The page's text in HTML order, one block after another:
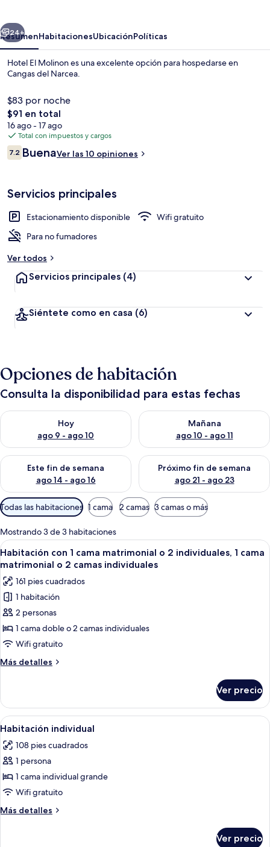
Siguiente
24+
ResumenHabitacionesUbicaciónPolíticas
Hotel El Molinon es una excelente opción para hospedarse en
Cangas del Narcea.
$83 por noche
El
precio
total
es
de
$91 en total
16 ago - 17 ago
Total con impuestos y cargos
Opiniones
7.27.2 de 10,
BuenaVer las 10 opiniones
Servicios principales
Estacionamiento disponible
Wifi gratuito
Para no fumadores
Ver todos
Servicios principales (4)
Siéntete como en casa (6)
Opciones de habitación
Consulta la disponibilidad para estas fechas
Hoy
ago 9 - ago 10
Consulta la disponibilidad para hoy ago 9 - ago 10
Mañana
ago 10 - ago 11
Consulta la disponibilidad
Este fin de semana
ago 14 - ago 16
Consulta la disponibilidad para este fin de semana ago 14 -
Próximo fin de semana
ago 21 - ago 23
Consulta la disponibilidad
Filtros
disponibles
para
las
habitaciones
Todas las habitaciones 1 cama 2 camas 3 camas o más
Mostrando 3 de 3 habitaciones
Abrir
todas
las
fotos
de
Habitación
con
1
cama
matrimonial
2
individuales,
1
cama
matrimonial
o
2
camas
individuales
Una habitación de hotel con una
9
Habitación con 1 cama matrimonial o 2 individuales, 1 cama
matrimonial o 2 camas individuales
161 pies cuadrados
1 habitación
2 personas
1 cama doble o 2 camas individuales
Wifi gratuito
Más detalles
Más
con
cama
o
2
cama
o
Ver precio
Abrir
todas
las
fotos
de
Habitación
individual
Una cama individual con una colcha
8
Habitación individual
108 pies cuadrados
1 persona
1 cama individual grande
Wifi gratuito
Más detalles
Más
Ver precio